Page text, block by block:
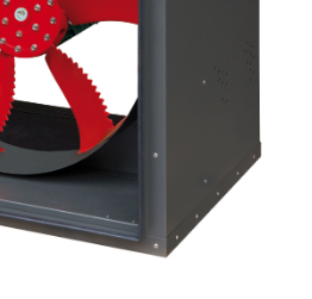
y equipos de